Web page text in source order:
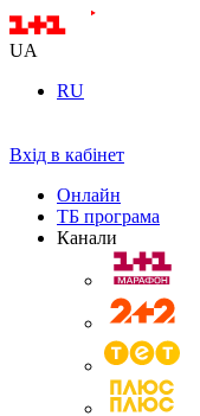
UA
RU
Вхід в кабінет
Онлайн
ТБ програма
Канали